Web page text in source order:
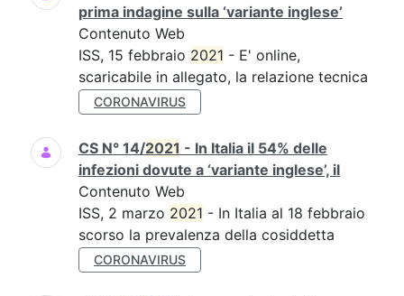
prima indagine sulla ‘variante inglese’
Contenuto Web
ISS, 15 febbraio 2021 - E' online,
scaricabile in allegato, la relazione tecnica
CORONAVIRUS
CS N° 14/2021 - In Italia il 54% delle
infezioni dovute a ‘variante inglese’, il
Contenuto Web
ISS, 2 marzo 2021 - In Italia al 18 febbraio
scorso la prevalenza della cosiddetta
CORONAVIRUS